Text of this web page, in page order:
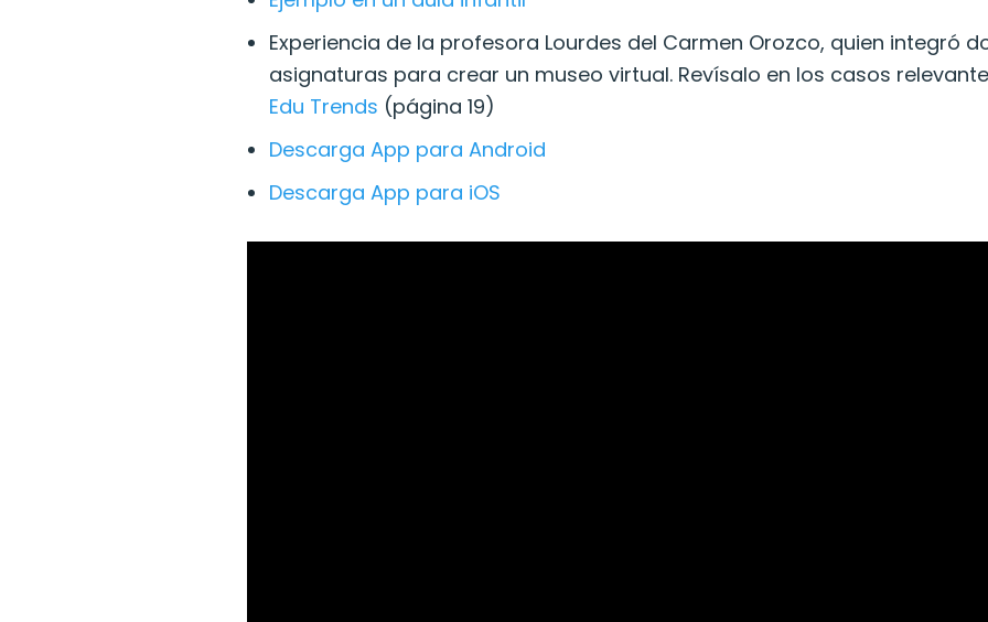
Experiencia de la profesora Lourdes del Carmen Orozco, quien integró
asignaturas para crear un museo virtual. Revísalo en los casos
Edu Trends (página 19)
Descarga App para Android
Descarga App para iOS